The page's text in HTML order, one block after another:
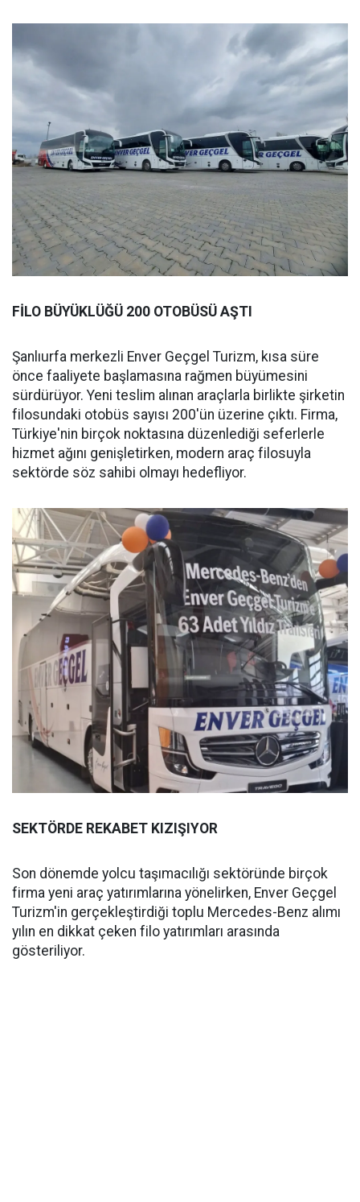
FİLO BÜYÜKLÜĞÜ 200 OTOBÜSÜ AŞTI
Şanlıurfa merkezli Enver Geçgel Turizm, kısa süre
önce faaliyete başlamasına rağmen büyümesini
sürdürüyor. Yeni teslim alınan araçlarla birlikte şirketin
filosundaki otobüs sayısı 200'ün üzerine çıktı. Firma,
Türkiye'nin birçok noktasına düzenlediği seferlerle
hizmet ağını genişletirken, modern araç filosuyla
sektörde söz sahibi olmayı hedefliyor.
SEKTÖRDE REKABET KIZIŞIYOR
Son dönemde yolcu taşımacılığı sektöründe birçok
firma yeni araç yatırımlarına yönelirken, Enver Geçgel
Turizm'in gerçekleştirdiği toplu Mercedes-Benz alımı
yılın en dikkat çeken filo yatırımları arasında
gösteriliyor.